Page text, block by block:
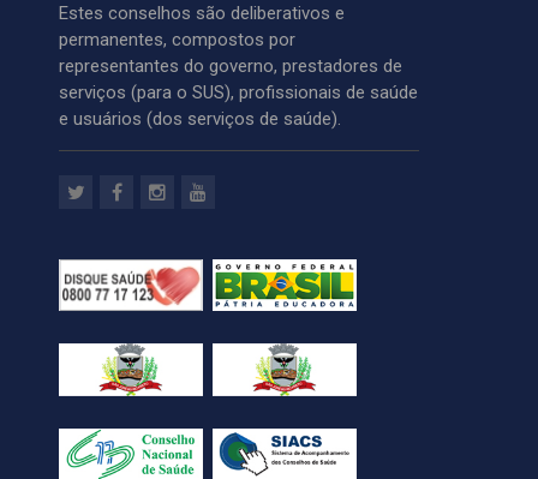
Estes conselhos são deliberativos e
permanentes, compostos por
representantes do governo, prestadores de
serviços (para o SUS), profissionais de saúde
e usuários (dos serviços de saúde).